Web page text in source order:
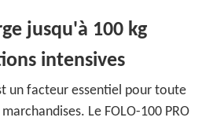
jusqu'à 100 kg
intensives
un facteur essentiel pour toute
Le FOLO-100 PRO